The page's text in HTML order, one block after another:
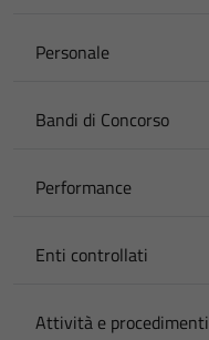
Personale
Bandi di Concorso
Performance
Enti controllati
Attività e procedimenti